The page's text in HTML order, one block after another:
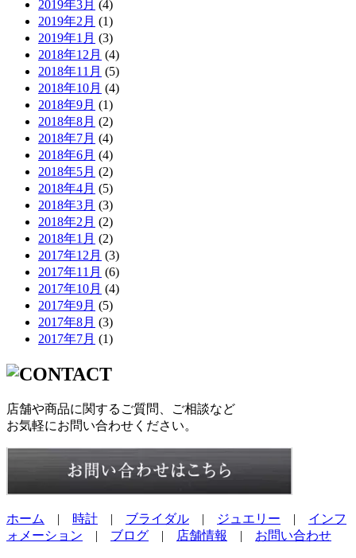
2019年3月 (4)
2019年2月 (1)
2019年1月 (3)
2018年12月 (4)
2018年11月 (5)
2018年10月 (4)
2018年9月 (1)
2018年8月 (2)
2018年7月 (4)
2018年6月 (4)
2018年5月 (2)
2018年4月 (5)
2018年3月 (3)
2018年2月 (2)
2018年1月 (2)
2017年12月 (3)
2017年11月 (6)
2017年10月 (4)
2017年9月 (5)
2017年8月 (3)
2017年7月 (1)
店舗や商品に関するご質問、ご相談など
お気軽にお問い合わせください。
ホーム | 時計 | ブライダル | ジュエリー | インフ
ォメーション | ブログ | 店舗情報 | お問い合わせ